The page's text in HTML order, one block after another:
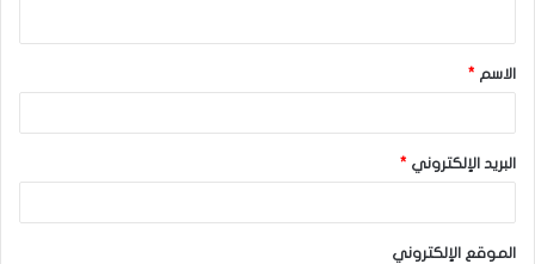
ق
*الاسم *
البريد الإلكتروني *
الموقع الإلكتروني